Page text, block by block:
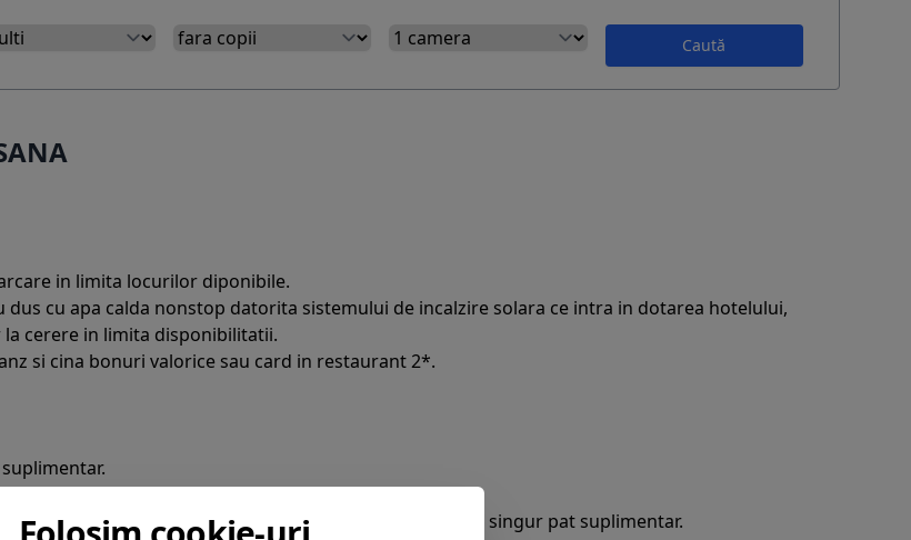
Caută
in limita locurilor diponibile.
cu apa calda nonstop datorita sistemului de incalzire solara ce intra in dotarea hotelului,
cerere in limita disponibilitatii.
si cina bonuri valorice sau card in restaurant 2*.
gratuitate la cazare, fara pat suplimentar.
din tariful de cazare pentru un adult, cu acordarea unui singur pat suplimentar.